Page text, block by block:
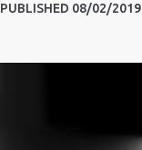
PUBLISHED 08/02/2019